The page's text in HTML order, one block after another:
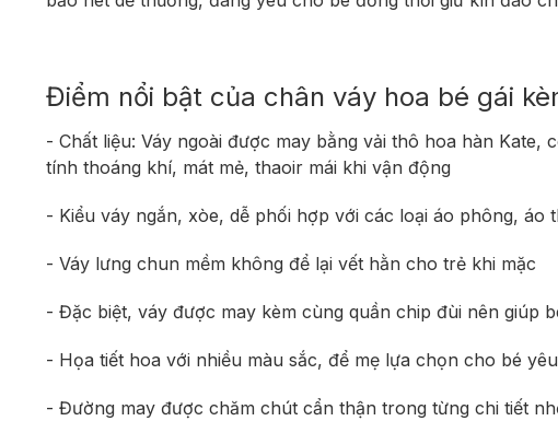
Điểm nổi bật của chân váy hoa bé gái
- Chất liệu: Váy ngoài được may bằng vải thô hoa hàn
tính thoáng khí, mát mẻ, thaoir mái khi vận động
- Kiểu váy ngắn, xòe, dễ phối hợp với các loại áo phông, áo
- Váy lưng chun mềm không để lại vết hằn cho trẻ khi mặc
- Đặc biệt, váy được may kèm cùng quần chip đùi nên giúp
- Họa tiết hoa với nhiều màu sắc, để mẹ lựa chọn cho bé yêu
- Đường may được chăm chút cẩn thận trong từng chi tiết